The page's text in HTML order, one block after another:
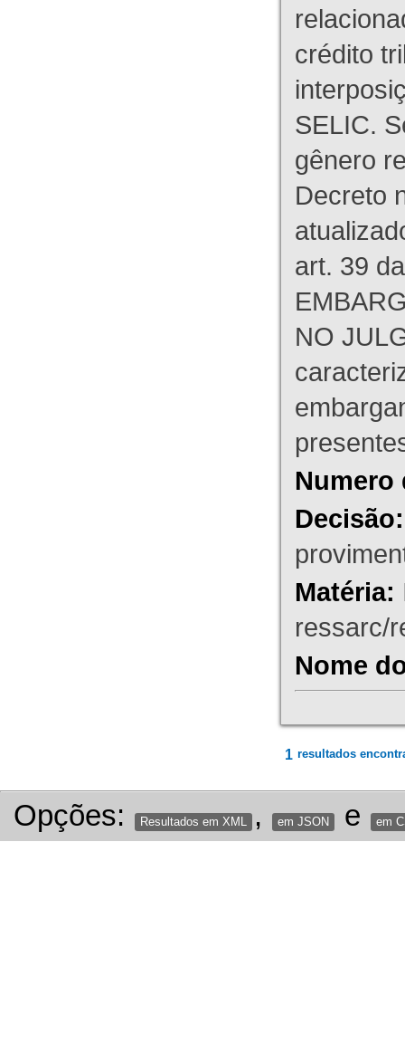
crédito
SELIC.
gênero
Decreto
art. 39
NO
Numero
Decisão:
Matéria:
ressarc/
Nome
1 resultados
Opções: Resultados em XML , em JSON e em